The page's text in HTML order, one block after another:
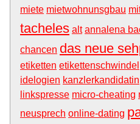
miete mietwohnunsgbau
tacheles alt annalena
chancen das neue
etiketten etikettenschwindel
idelogien kanzlerkandidatin
linkspresse micro-cheating
neusprech online-dating